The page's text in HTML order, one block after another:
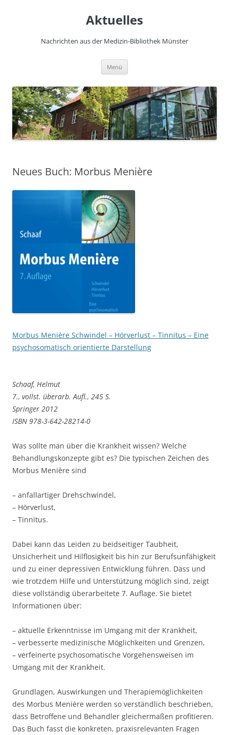
Aktuelles
Nachrichten aus der Medizin-Bibliothek Münster
Menü
Neues Buch: Morbus Menière
Morbus Menière Schwindel – Hörverlust – Tinnitus – Eine
psychosomatisch orientierte Darstellung
Schaaf, Helmut
7., vollst. überarb. Aufl., 245 S.
Springer 2012
ISBN 978-3-642-28214-0
Was sollte man über die Krankheit wissen? Welche
Behandlungskonzepte gibt es? Die typischen Zeichen des
Morbus Menière sind
– anfallartiger Drehschwindel,
– Hörverlust,
– Tinnitus.
Dabei kann das Leiden zu beidseitiger Taubheit,
Unsicherheit und Hilflosigkeit bis hin zur Berufsunfähigkeit
und zu einer depressiven Entwicklung führen. Dass und
wie trotzdem Hilfe und Unterstützung möglich sind, zeigt
diese vollständig überarbeitete 7. Auflage. Sie bietet
Informationen über:
– aktuelle Erkenntnisse im Umgang mit der Krankheit,
– verbesserte medizinische Möglichkeiten und Grenzen,
– verfeinerte psychosomatische Vorgehensweisen im
Umgang mit der Krankheit.
Grundlagen, Auswirkungen und Therapiemöglichkeiten
des Morbus Menière werden so verständlich beschrieben,
dass Betroffene und Behandler gleichermaßen profitieren.
Das Buch fasst die konkreten, praxisrelevanten Fragen